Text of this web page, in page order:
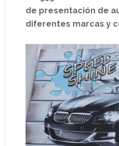
de presentación de
diferentes marcas y